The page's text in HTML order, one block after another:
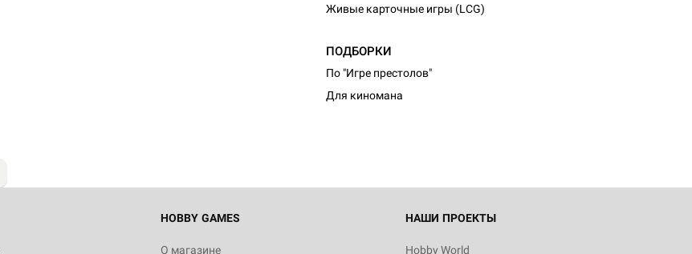
Живые карточные игры (LCG)
ПОДБОРКИ
По "Игре престолов"
Для киномана
HOBBY GAMES
О магазине
НАШИ ПРОЕКТЫ
Hobby World
Настольная игра Hobby World Журнал
"Мир фантастики. Спецвыпуск: Братья
империи: Боевая тревога
799